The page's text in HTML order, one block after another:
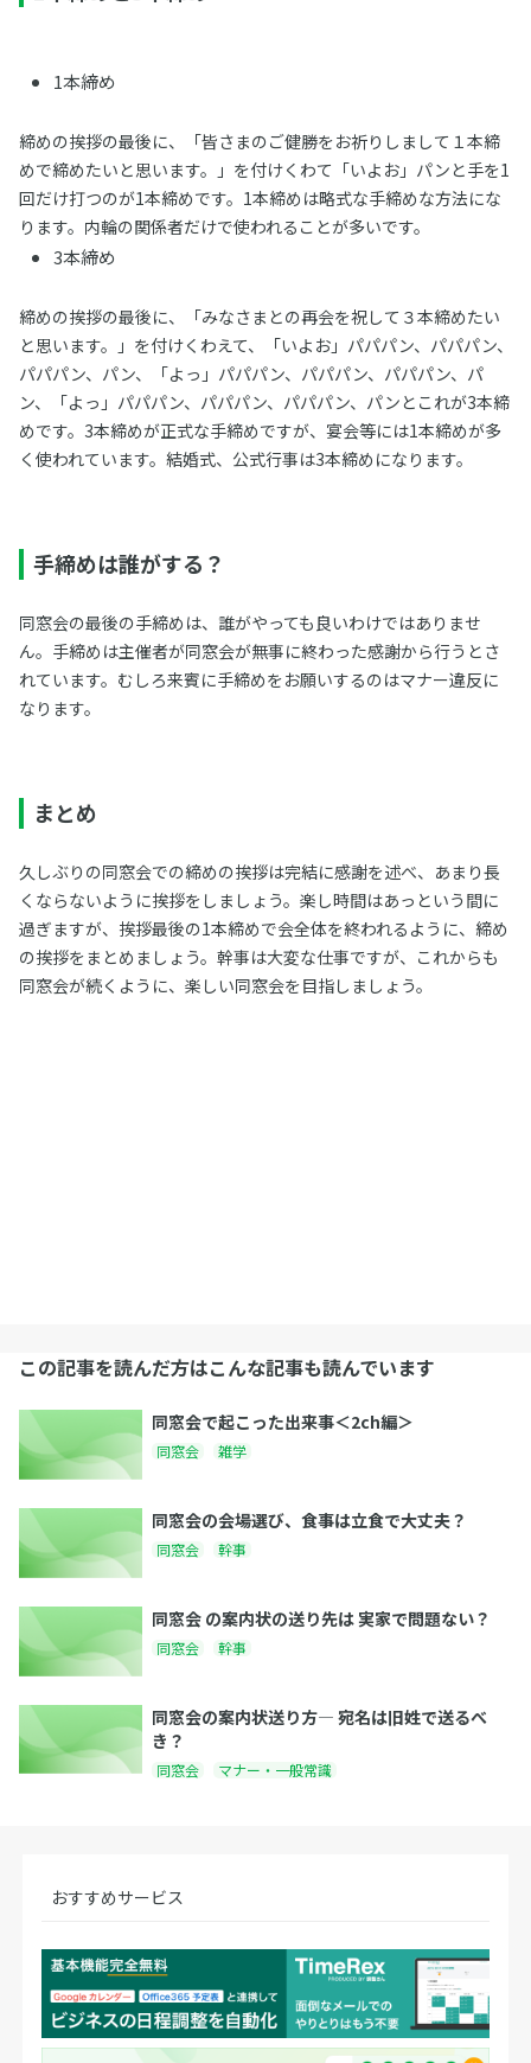
1本締め
締めの挨拶の最後に、「皆さまのご健勝をお祈りしまして１本締
めで締めたいと思います。」を付けくわて「いよお」パンと手を1
回だけ打つのが1本締めです。1本締めは略式な手締めな方法にな
ります。内輪の関係者だけで使われることが多いです。
3本締め
締めの挨拶の最後に、「みなさまとの再会を祝して３本締めたい
と思います。」を付けくわえて、「いよお」パパパン、パパパン、
パパパン、パン、「よっ」パパパン、パパパン、パパパン、パ
ン、「よっ」パパパン、パパパン、パパパン、パンとこれが3本締
めです。3本締めが正式な手締めですが、宴会等には1本締めが多
く使われています。結婚式、公式行事は3本締めになります。
手締めは誰がする？
同窓会の最後の手締めは、誰がやっても良いわけではありませ
ん。手締めは主催者が同窓会が無事に終わった感謝から行うとさ
れています。むしろ来賓に手締めをお願いするのはマナー違反に
なります。
まとめ
久しぶりの同窓会での締めの挨拶は完結に感謝を述べ、あまり長
くならないように挨拶をしましょう。楽し時間はあっという間に
過ぎますが、挨拶最後の1本締めで会全体を終われるように、締め
の挨拶をまとめましょう。幹事は大変な仕事ですが、これからも
同窓会が続くように、楽しい同窓会を目指しましょう。
この記事を読んだ方はこんな記事も読んでいます
同窓会で起こった出来事＜2ch編＞
同窓会 雑学
同窓会の会場選び、食事は立食で大丈夫？
同窓会 幹事
同窓会 の案内状の送り先は 実家で問題ない？
同窓会 幹事
同窓会の案内状送り方― 宛名は旧姓で送るべ
き？
同窓会 マナー・一般常識
おすすめサービス